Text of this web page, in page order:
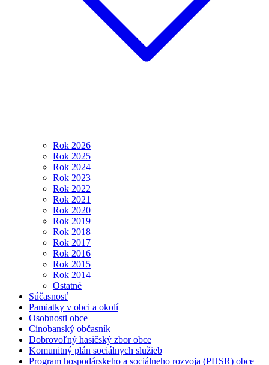
Rok 2026
Rok 2025
Rok 2024
Rok 2023
Rok 2022
Rok 2021
Rok 2020
Rok 2019
Rok 2018
Rok 2017
Rok 2016
Rok 2015
Rok 2014
Ostatné
Súčasnosť
Pamiatky v obci a okolí
Osobnosti obce
Cinobanský občasník
Dobrovoľný hasičský zbor obce
Komunitný plán sociálnych služieb
Program hospodárskeho a sociálneho rozvoja (PHSR) obce